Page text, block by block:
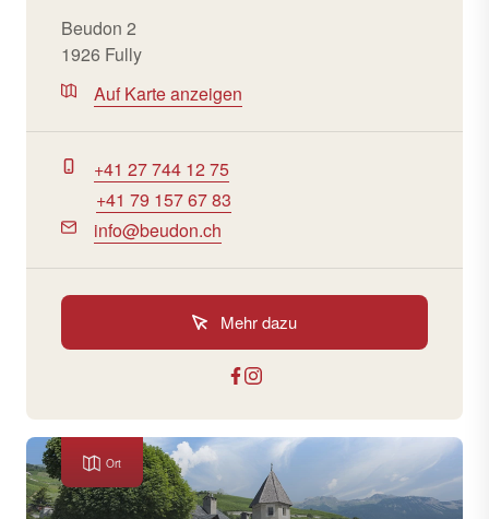
Beudon 2
1926 Fully
Auf Karte anzeigen
+41 27 744 12 75
+41 79 157 67 83
info@beudon.ch
Mehr dazu
Ort